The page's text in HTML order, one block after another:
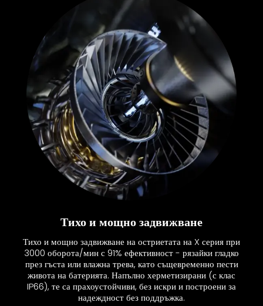
Тихо и мощно задвижване
Тихо и мощно задвижване на остриетата на X серия при
3000 оборота/мин с 91% ефективност - рязайки гладко
през гъста или влажна трева, като същевременно пести
живота на батерията. Напълно херметизирани (с клас
IP66), те са прахоустойчиви, без искри и построени за
надеждност без поддръжка.